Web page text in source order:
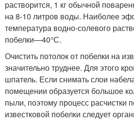
растворится, 1 кг обычной
на 8-10 литров воды. Наиболее
температура водно-солевого
побелки—40°С.
Очистить потолок от побелки на
значительно труднее. Для этого
шпатель. Если снимать слои
помещении образуется большое
пыли, поэтому процесс расчистки
известковой побелки следует